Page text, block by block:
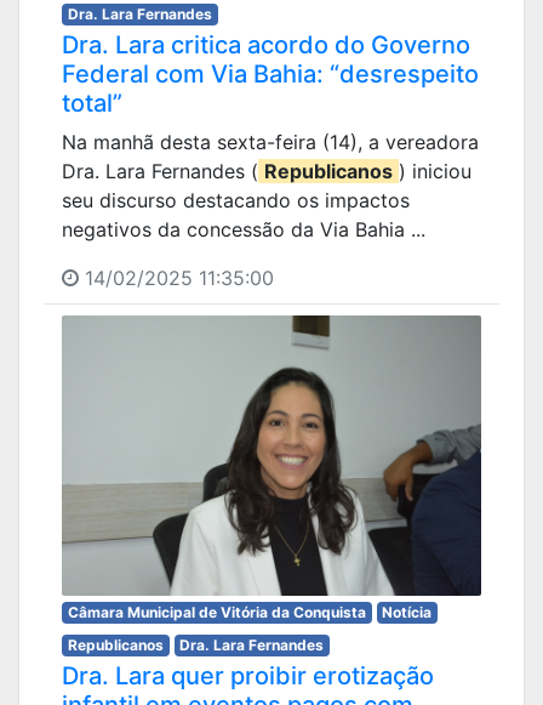
Dra. Lara Fernandes
Dra. Lara critica acordo do Governo
Federal com Via Bahia: “desrespeito
total”
Na manhã desta sexta-feira (14), a vereadora
Dra. Lara Fernandes ( Republicanos ) iniciou
seu discurso destacando os impactos
negativos da concessão da Via Bahia ...
14/02/2025 11:35:00
Câmara Municipal de Vitória da Conquista
Notícia
Republicanos
Dra. Lara Fernandes
Dra. Lara quer proibir erotização